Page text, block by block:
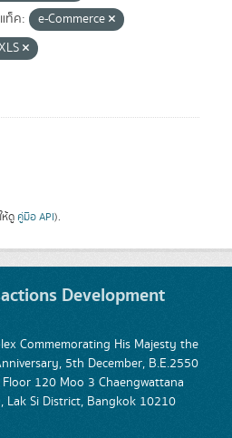
แท็ค:
e-Commerce
ห้ดู คู่มือ API).
Development
Commemorating His Majesty the
5th December, B.E.2550
120 Moo 3 Chaengwattana
Lak Si District, Bangkok 10210